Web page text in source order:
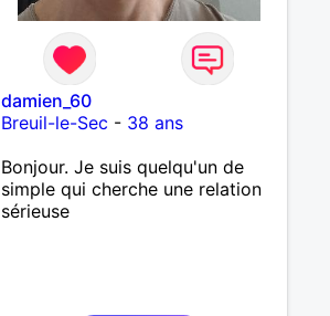
damien_60
Breuil-le-Sec - 38 ans
Bonjour. Je suis quelqu'un de
simple qui cherche une relation
sérieuse